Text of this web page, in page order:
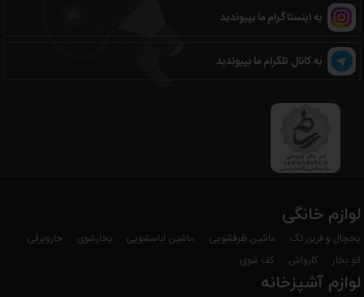
به اینستاگرام ما بپیوندید
به کانال تلگرام ما بپیوندید
لوازم خانگی
یخچال و فریزر تک ماشین ظرفشویی ماشین لباسشویی بخارشوی
جاروبرقی
اتو بخار
کارواش کف شوی
لوازم آشپزخانه